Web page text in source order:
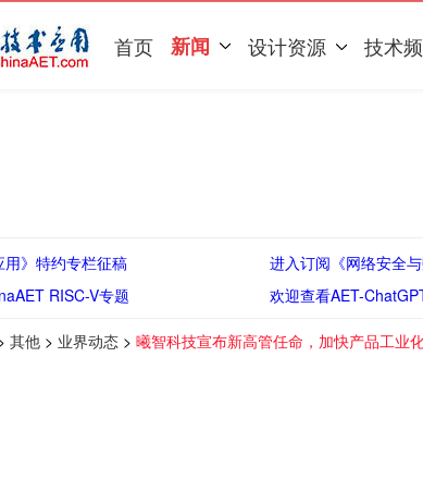
首页 新闻 设计资源 技术
用》特约专栏征稿
进入订阅《网络安全
RISC-V专题
欢迎查看AET-
其他 > 业界动态 > 曦智科技宣布新高管任命，加快产品工业